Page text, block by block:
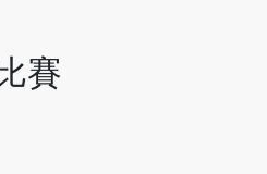
賽